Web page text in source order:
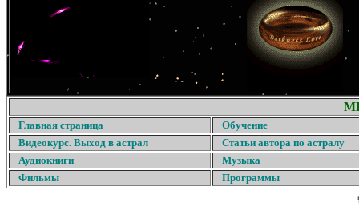
Главная страница
Обучение
Видеокурс. Выход в астрал
Статьи автора по астралу
Аудиокниги
Музыка
Фильмы
Программы